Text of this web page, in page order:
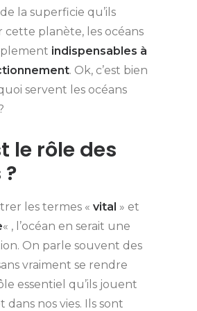
la superficie qu’ils
planète, les océans
indispensables à
. Ok, c’est bien
servent les océans
le rôle des
les termes « vital » et
« , l’océan en serait une
On parle souvent des
vraiment se rendre
essentiel qu’ils jouent
dans nos vies. Ils sont